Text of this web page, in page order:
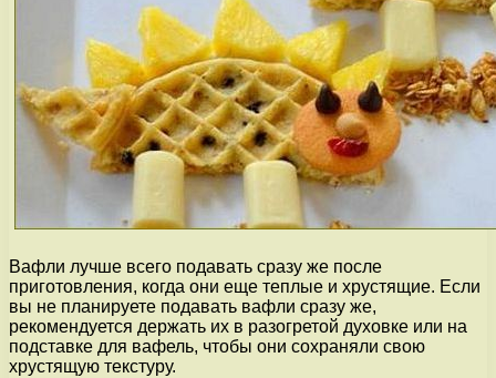
Вафли лучше всего подавать сразу же после
приготовления, когда они еще теплые и хрустящие. Если
вы не планируете подавать вафли сразу же,
рекомендуется держать их в разогретой духовке или на
подставке для вафель, чтобы они сохраняли свою
хрустящую текстуру.